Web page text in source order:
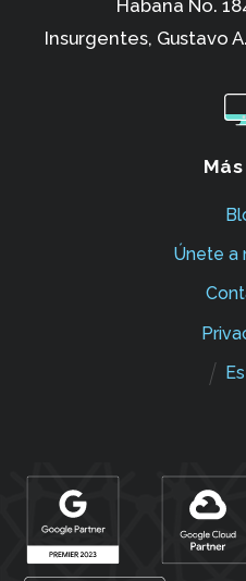
Habana No.
Insurgentes, Gustavo
Únete a
Es